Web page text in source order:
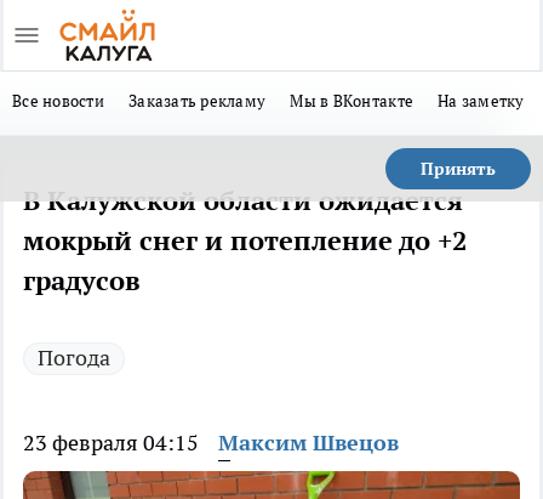
Все новости Заказать рекламу Мы в ВКонтакте На заметку
Принять
В Калужской области ожидается
мокрый снег и потепление до +2
градусов
Погода
23 февраля 04:15 Максим Швецов